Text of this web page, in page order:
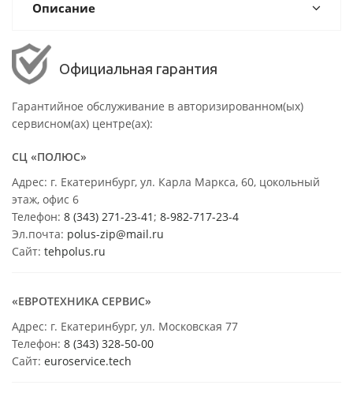
Описание
Официальная гарантия
Гарантийное обслуживание в авторизированном(ых)
сервисном(ах) центре(ах):
СЦ «ПОЛЮС»
Адрес: г. Екатеринбург, ул. Карла Маркса, 60, цокольный
этаж, офис 6
Телефон: 8 (343) 271-23-41 ; 8-982-717-23-4
Эл.почта: polus-zip@mail.ru
Сайт: tehpolus.ru
«ЕВРОТЕХНИКА СЕРВИС»
Адрес: г. Екатеринбург, ул. Московская 77
Телефон: 8 (343) 328-50-00
Сайт: euroservice.tech